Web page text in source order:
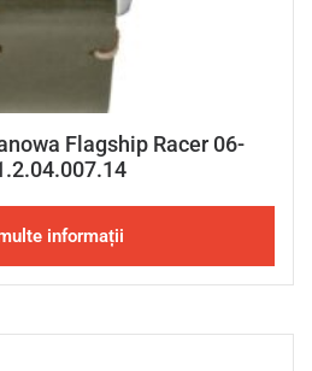
Flagship Racer 06-
informații